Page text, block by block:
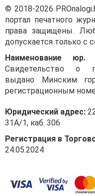
© 2018-2026
портал печатного
права защищены.
допускается только с
Наименование юр.
Свидетельство о
выдано Минским
регистрационным
Юридический адрес:
31А/1, каб. 306
Регистрация в
24.05.2024